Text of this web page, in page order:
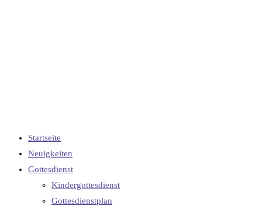
Startseite
Neuigkeiten
Gottesdienst
Kindergottesdienst
Gottesdienstplan